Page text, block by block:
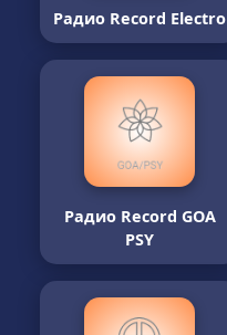
Радио Record Electro
Радио Record GOA
PSY